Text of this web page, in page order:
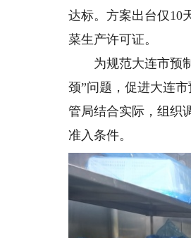
达标。方案出台仅10
菜生产许可证。
为规范大连市预制
颈”问题，促进大连
管局结合实际，组织
准入条件。